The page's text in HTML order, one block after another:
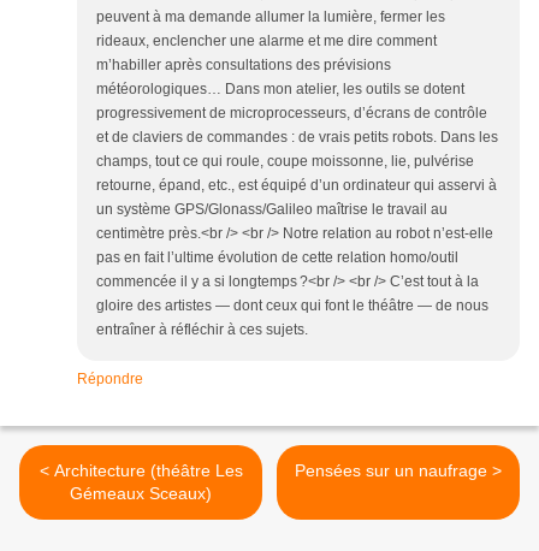
peuvent à ma demande allumer la lumière, fermer les
rideaux, enclencher une alarme et me dire comment
m’habiller après consultations des prévisions
météorologiques… Dans mon atelier, les outils se dotent
progressivement de microprocesseurs, d’écrans de contrôle
et de claviers de commandes : de vrais petits robots. Dans les
champs, tout ce qui roule, coupe moissonne, lie, pulvérise
retourne, épand, etc., est équipé d’un ordinateur qui asservi à
un système GPS/Glonass/Galileo maîtrise le travail au
centimètre près.<br /> <br /> Notre relation au robot n’est-elle
pas en fait l’ultime évolution de cette relation homo/outil
commencée il y a si longtemps ?<br /> <br /> C’est tout à la
gloire des artistes — dont ceux qui font le théâtre — de nous
entraîner à réfléchir à ces sujets.
Répondre
< Architecture (théâtre Les
Gémeaux Sceaux)
Pensées sur un naufrage >